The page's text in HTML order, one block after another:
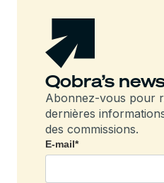
Qobra’s
Abonnez-vous pour
dernières
des commissions.
E-mail*